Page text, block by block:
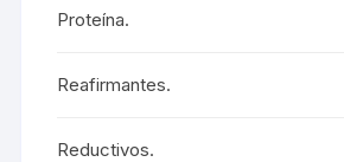
Proteína.
Reafirmantes.
Reductivos.